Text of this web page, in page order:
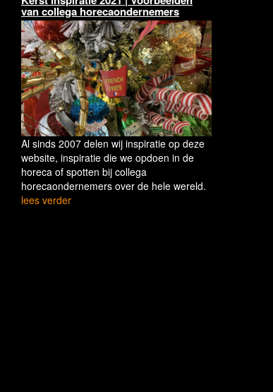
van collega horecaondernemers
Al sinds 2007 delen wij inspiratie op deze
website, inspiratie die we opdoen in de
horeca of spotten bij collega
horecaondernemers over de hele wereld.
lees verder